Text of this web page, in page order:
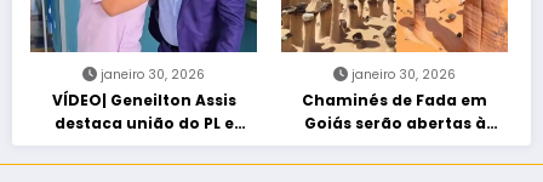
janeiro 30, 2026
VÍDEO| Geneilton Assis
destaca união do PL e
consolidação de apoio a
Maycon Tombini em Jataí
janeiro 30, 2026
Chaminés de Fada em
Goiás serão abertas à
visitação controlada